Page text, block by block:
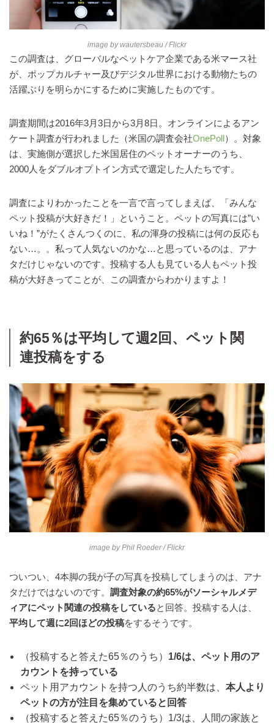
image bywautersbeau/ Flickr
この調査は、グローバルなペットケア企業である米マース社
が、ポップカルチャー及びデジタル世界における動物たちの
活躍ぶりを明らかにするために実施したものです。
調査期間は2016年3月3日から3月8日。オンラインによるアン
ケート調査が行われました（米国の調査会社OnePoll）。対象
は、実施側が選択した米国居住のペットオーナーのうち、
2000人をダブルオプトイン方式で選定した人たちです。
調査によりわかったことを一言で言ってしまえば、「みんな
ペット投稿が大好きだ！」ということ。ペットの写真には”い
いね！”がたくさんつくのに、私の渾身の投稿には何の反応も
ない…。。私って人気ないのかな…と思っているのは、アナ
タだけじゃないのです。投稿する人も見ている人もペット投
稿が大好きってことが、この調査からわかりますよ！
約65％は平均して週2回、ペット関
連投稿をする
image byPhil Roeder/ Flickr
ついつい、4本脚の我が子の写真を投稿してしまうのは、アナ
タだけではないのです。 調査対象の約65%がソーシャルメデ
ィアにペット関連の投稿をしていると回答。投稿する人は、
平均して週に2回ほどの投稿をするそうです。
（投稿すると答えた65％のうち） 1/6は、ペット用のア
カウントを持っている
ペット用アカウントを持つ人のうち約半数は、 本人より
ペットの方が注目を集めていると回答
（投稿すると答えた65％のうち）1/3は、人間の家族と